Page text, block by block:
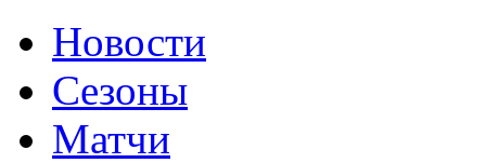
Новости
Сезоны
Матчи